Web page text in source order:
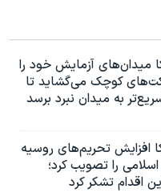
میدان‌های آزمایش خود را
کوچک می‌گشاید تا
به میدان نبرد برسد
افزایش تحریم‌های روسیه
را تصویب کرد؛
اقدام تشکر کرد